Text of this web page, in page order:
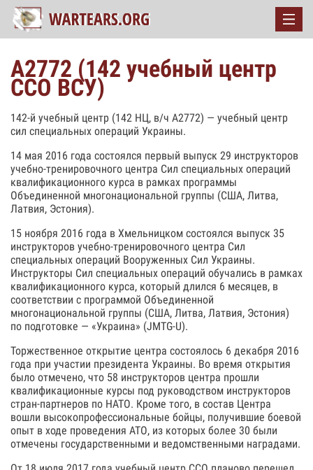
А2772 (142 учебный центр
ССО ВСУ)
142-й учебный центр (142 НЦ, в/ч А2772) — учебный центр
сил специальных операций Украины.
14 мая 2016 года состоялся первый выпуск 29 инструкторов
учебно-тренировочного центра Сил специальных операций
квалификационного курса в рамках программы
Объединенной многонациональной группы (США, Литва,
Латвия, Эстония).
15 ноября 2016 года в Хмельницком состоялся выпуск 35
инструкторов учебно-тренировочного центра Сил
специальных операций Вооруженных Сил Украины.
Инструкторы Сил специальных операций обучались в рамках
квалификационного курса, который длился 6 месяцев, в
соответствии с программой Объединенной
многонациональной группы (США, Литва, Латвия, Эстония)
по подготовке — «Украина» (JMTG-U).
Торжественное открытие центра состоялось 6 декабря 2016
года при участии президента Украины. Во время открытия
было отмечено, что 58 инструкторов центра прошли
квалификационные курсы под руководством инструкторов
стран-партнеров по НАТО. Кроме того, в состав Центра
вошли высокопрофессиональные бойцы, получившие боевой
опыт в ходе проведения АТО, из которых более 30 были
отмечены государственными и ведомственными наградами.